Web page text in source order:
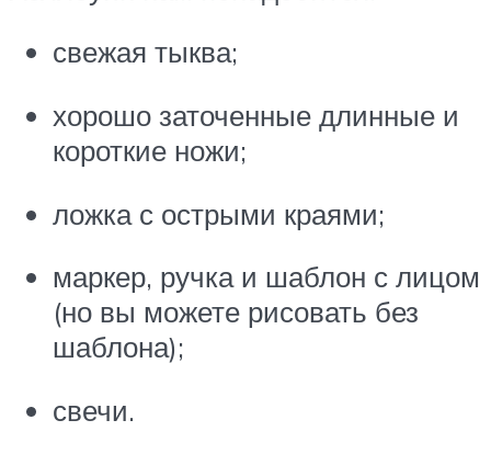
свежая тыква;
хорошо заточенные длинные и
короткие ножи;
ложка с острыми краями;
маркер, ручка и шаблон с лицом
(но вы можете рисовать без
шаблона);
свечи.